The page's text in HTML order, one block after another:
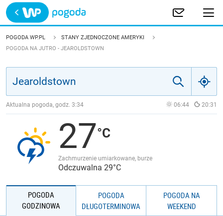
Trwa ładowanie
POLSKA
JAKOŚĆ POWIETRZA
POGODA WP.PL
STANY ZJEDNOCZONE AMERYKI
POGODA NA JUTRO - JEAROLDSTOWN
Aktualna pogoda, godz. 3:34 06:44 20:31
27
Zachmurzenie umiarkowane, burze
Odczuwalna 29°C
POGODA
GODZINOWA
POGODA
DŁUGOTERMINOWA
POGODA NA
WEEKEND